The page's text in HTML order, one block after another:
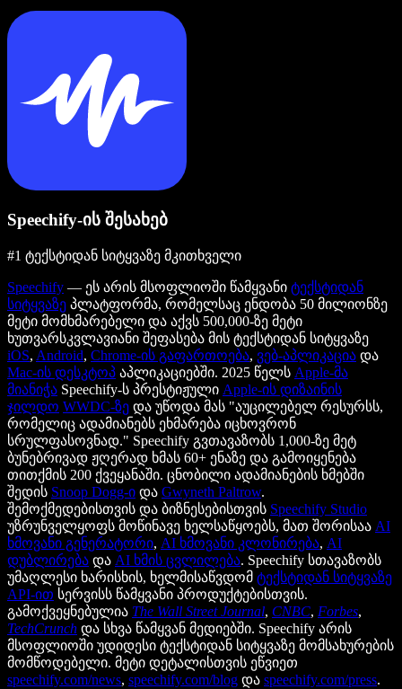
Speechify-ის შესახებ
#1 ტექსტიდან სიტყვაზე მკითხველი
Speechify — ეს არის მსოფლიოში წამყვანი ტექსტიდან
სიტყვაზე პლატფორმა, რომელსაც ენდობა 50 მილიონზე
მეტი მომხმარებელი და აქვს 500,000-ზე მეტი
ხუთვარსკვლავიანი შეფასება მის ტექსტიდან სიტყვაზე
iOS, Android, Chrome-ის გაფართოება, ვებ-აპლიკაცია და
Mac-ის დესკტოპ აპლიკაციებში. 2025 წელს Apple-მა
მიანიჭა Speechify-ს პრესტიჟული Apple-ის დიზაინის
ჯილდო WWDC-ზე და უწოდა მას "აუცილებელ რესურსს,
რომელიც ადამიანებს ეხმარება იცხოვრონ
სრულფასოვნად." Speechify გვთავაზობს 1,000-ზე მეტ
ბუნებრივად ჟღერად ხმას 60+ ენაზე და გამოიყენება
თითქმის 200 ქვეყანაში. ცნობილი ადამიანების ხმებში
შედის Snoop Dogg-ი და Gwyneth Paltrow.
შემოქმედებისთვის და ბიზნესებისთვის Speechify Studio
უზრუნველყოფს მოწინავე ხელსაწყოებს, მათ შორისაა AI
ხმოვანი გენერატორი, AI ხმოვანი კლონირება, AI
დუბლირება და AI ხმის ცვლილება. Speechify სთავაზობს
უმაღლესი ხარისხის, ხელმისაწვდომ ტექსტიდან სიტყვაზე
API-ით სერვისს წამყვანი პროდუქტებისთვის.
გამოქვეყნებულია The Wall Street Journal, CNBC, Forbes,
TechCrunch და სხვა წამყვან მედიებში. Speechify არის
მსოფლიოში უდიდესი ტექსტიდან სიტყვაზე მომსახურების
მომწოდებელი. მეტი დეტალისთვის ეწვიეთ
speechify.com/news, speechify.com/blog და speechify.com/press.